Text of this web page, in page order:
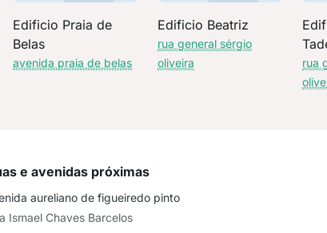
Edificio Praia de
Belas
avenida praia de belas
Edificio Beatriz
rua general sérgio
oliveira
rua
e avenidas próximas
aureliano de figueiredo pinto
Ismael Chaves Barcelos